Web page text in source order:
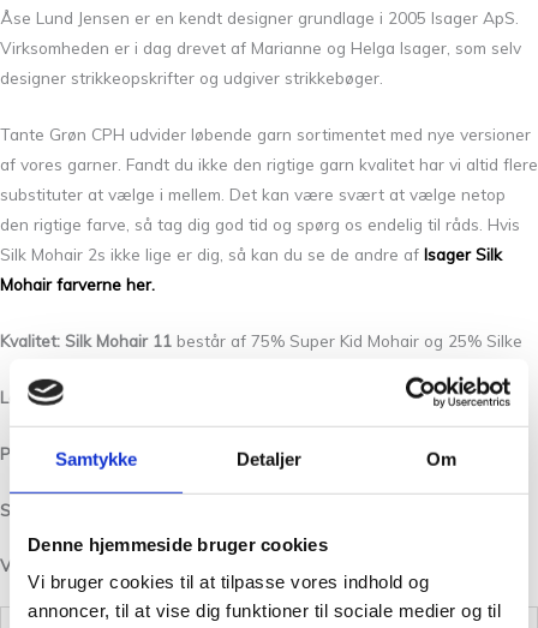
Samtykke Detaljer Om
Denne hjemmeside bruger cookies
Vi bruger cookies til at tilpasse vores indhold og
annoncer, til at vise dig funktioner til sociale medier og til
Åse Lund Jensen er en kendt designer grundlage i 2005 Isager ApS.
Virksomheden er i dag drevet af Marianne og Helga Isager, som selv
designer strikkeopskrifter og udgiver strikkebøger.
Tante Grøn CPH udvider løbende garn sortimentet med nye versioner
af vores garner. Fandt du ikke den rigtige garn kvalitet har vi altid flere
substituter at vælge i mellem. Det kan være svært at vælge netop
den rigtige farve, så tag dig god tid og spørg os endelig til råds. Hvis
Silk Mohair 2s ikke lige er dig, så kan du se de andre af Isager Silk
Mohair farverne her.
Kvalitet: Silk Mohair 11 består af 75% Super Kid Mohair og 25% Silke
Løbelængde/Yardage: 212 m pr. 25 g/232 yards per 25 g
Pinde /Needles:2,5 – 4 mm
Strikkefasthed/Gauge:
Vask: